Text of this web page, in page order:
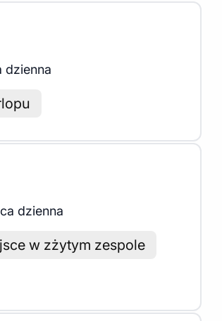
dzienna
dzienna
w zżytym zespole